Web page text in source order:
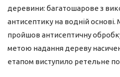
деревини: багатошарове з
антисептику на водній основі.
пройшов антисептичну
метою надання дереву
етапом виступило ретельне